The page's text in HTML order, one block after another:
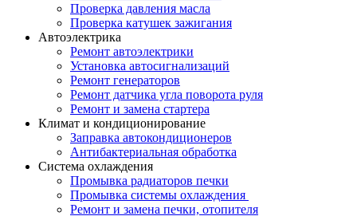
Проверка давления масла
Проверка катушек зажигания
Автоэлектрика
Ремонт автоэлектрики
Установка автосигнализаций
Ремонт генераторов
Ремонт датчика угла поворота руля
Ремонт и замена стартера
Климат и кондиционирование
Заправка автокондиционеров
Антибактериальная обработка
Система охлаждения
Промывка радиаторов печки
Промывка системы охлаждения
Ремонт и замена печки, отопителя